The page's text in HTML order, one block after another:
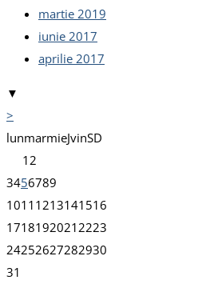
martie 2019
iunie 2017
aprilie 2017
▼
>
lunmarmieJvinSD
1 2
3456789
1011 1213141516
1718192021 2223
24252627282930
31